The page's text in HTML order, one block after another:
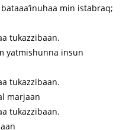
min istabraq;
tukazzibaan.
yatmishunna insun
tukazzibaan.
marjaan
tukazzibaan.